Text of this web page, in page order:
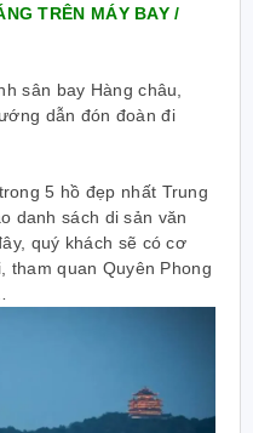
TRÊN MÁY BAY /
sân bay Hàng châu,
dẫn đón đoàn đi
5 hồ đẹp nhất Trung
danh sách di sản văn
quý khách sẽ có cơ
tham quan Quyên Phong